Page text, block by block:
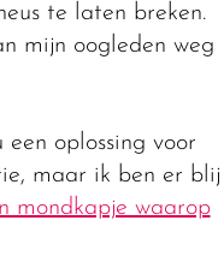
te laten breken.
mijn oogleden weg
oplossing voor
maar ik ben er blij
mondkapje waarop